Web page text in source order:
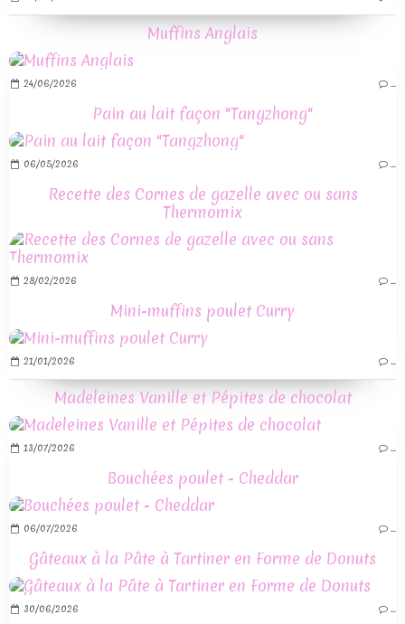
Muffins Anglais
24/06/2026 …
Pain au lait façon "Tangzhong"
06/05/2026 …
Recette des Cornes de gazelle avec ou sans
Thermomix
28/02/2026 …
Mini-muffins poulet Curry
21/01/2026 …
Madeleines Vanille et Pépites de chocolat
13/07/2026 …
Bouchées poulet - Cheddar
06/07/2026 …
Gâteaux à la Pâte à Tartiner en Forme de Donuts
30/06/2026 …